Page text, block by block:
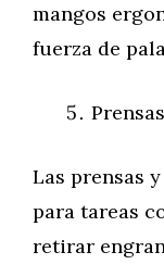
mangos
fuerza de
Las prensas
para tareas
retirar